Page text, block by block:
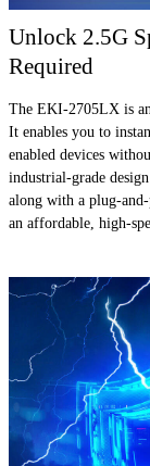
Unlock 2.5G
Required
The EKI-2705LX is
It enables you to
enabled devices
industrial-grade
along with a plug-
an affordable, high-